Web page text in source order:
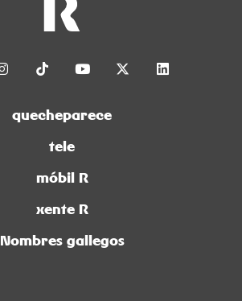
quecheparece
tele
móbil R
xente R
Nombres gallegos